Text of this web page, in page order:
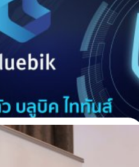
บลูบิค ทุ่บงบกว่า 1,000 ล้านบาท
ถวหน้าของไทย MFEC และ
รแข่งขันส่งท้ายปี
าชน) หรือ BBIK ที่ปรึกษาชั้นนำ
ฟอร์เมชันแบบครบวงจร เดินหน้า
ลังบอร์ดอนุมัติจัดตั้งบริษัทย่อย
นสิงหาคมที่ผ่านมา พร้อมผนึก
ซิเคียวริตี้ที่มีประสบการณ์
กษาชั้นนำระดับโลก มาร่วมนำทัพ
อดภัยทางไซเบอร์แบบครบวงจร
สต์ (Digital Trust) ให้องค์กร
ลทรานส์ฟอร์เมชันที่ต้องทำ
คงปลอดภัยทางไซเบอร์
ละ 70% ลุยตลาดต่าง